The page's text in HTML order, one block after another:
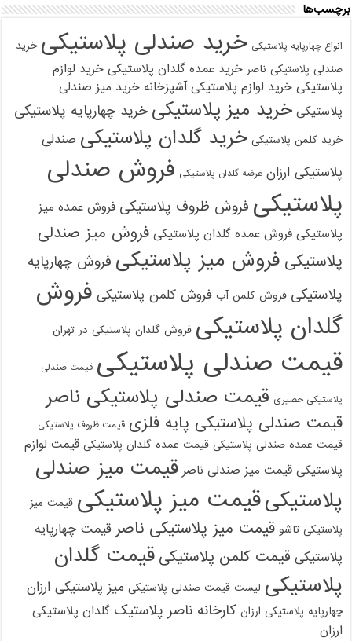
برچسب‌ها
انواع چهارپایه پلاستیکی خرید صندلی پلاستیکی خرید
صندلی پلاستیکی ناصر خرید عمده گلدان پلاستیکی خرید لوازم
پلاستیکی خرید لوازم پلاستیکی آشپزخانه خرید میز صندلی
پلاستیکی خرید میز پلاستیکی خرید چهارپایه پلاستیکی
خرید کلمن پلاستیکی خرید گلدان پلاستیکی صندلی
پلاستیکی ارزان عرضه گلدان پلاستیکی فروش صندلی
پلاستیکی فروش ظروف پلاستیکی فروش عمده میز
پلاستیکی فروش عمده گلدان پلاستیکی فروش میز صندلی
پلاستیکی فروش میز پلاستیکی فروش چهارپایه
پلاستیکی فروش کلمن آب فروش کلمن پلاستیکی فروش
گلدان پلاستیکی فروش گلدان پلاستیکی در تهران
قیمت صندلی پلاستیکی قیمت صندلی
پلاستیکی حصیری قیمت صندلی پلاستیکی ناصر
قیمت صندلی پلاستیکی پایه فلزی قیمت ظروف پلاستیکی
قیمت عمده صندلی پلاستیکی قیمت عمده گلدان پلاستیکی قیمت لوازم
پلاستیکی قیمت میز صندلی ناصر قیمت میز صندلی
پلاستیکیقیمت میز پلاستیکی قیمت میز
پلاستیکی تاشو قیمت میز پلاستیکی ناصر قیمت چهارپایه
پلاستیکی قیمت کلمن پلاستیکی قیمت گلدان
پلاستیکی لیست قیمت صندلی پلاستیکی میز پلاستیکی ارزان
چهارپایه پلاستیکی ارزان کارخانه ناصر پلاستیک گلدان پلاستیکی
ارزان